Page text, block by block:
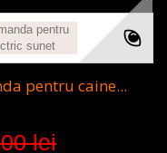
pentru caine...
lei